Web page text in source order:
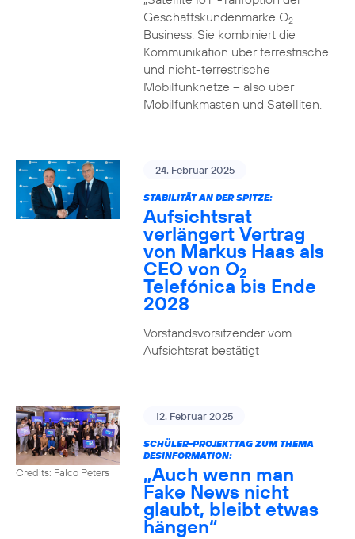
Geschäftskundenmarke O2
Business. Sie kombiniert die
Kommunikation über terrestrische
und nicht-terrestrische
Mobilfunknetze – also über
Mobilfunkmasten und Satelliten.
24. Februar 2025
STABILITÄT AN DER SPITZE:
Aufsichtsrat
verlängert Vertrag
von Markus Haas als
CEO von O2
Telefónica bis Ende
2028
Vorstandsvorsitzender vom
Aufsichtsrat bestätigt
Credits: Falco Peters
12. Februar 2025
SCHÜLER-PROJEKTTAG ZUM THEMA
DESINFORMATION:
„Auch wenn man
Fake News nicht
glaubt, bleibt etwas
hängen“